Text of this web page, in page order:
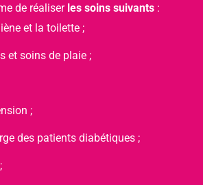
de réaliser les soins suivants:
et la toilette ;
et soins de plaie ;
;
des patients diabétiques ;